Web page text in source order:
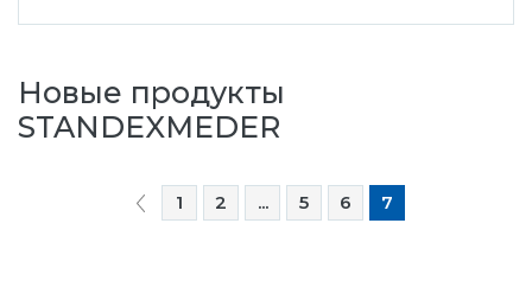
Новые продукты
STANDEXMEDER
1 2 ... 5 6 7